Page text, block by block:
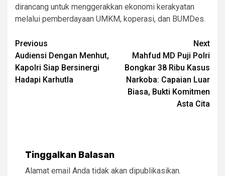
dirancang untuk menggerakkan ekonomi kerakyatan
melalui pemberdayaan UMKM, koperasi, dan BUMDes.
Post
navigation
Previous
Audiensi Dengan Menhut,
Kapolri Siap Bersinergi
Hadapi Karhutla
Next
Mahfud MD Puji Polri
Bongkar 38 Ribu Kasus
Narkoba: Capaian Luar
Biasa, Bukti Komitmen
Asta Cita
Tinggalkan Balasan
Alamat email Anda tidak akan dipublikasikan.